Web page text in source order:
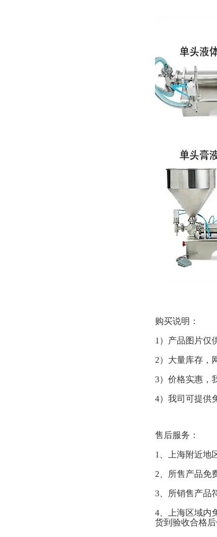
购买说明：
1）产品图片仅
2）大量库存，
3）价格实惠，
4）我司可提供
售后服务：
1、上海附近地
2、所售产品免
3、所销售产品
4、上海区域内
货到验收合格